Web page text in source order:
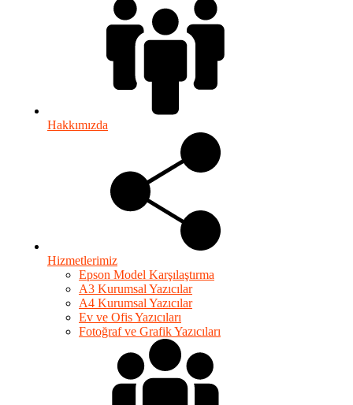
Hakkımızda
Hizmetlerimiz
Epson Model Karşılaştırma
A3 Kurumsal Yazıcılar
A4 Kurumsal Yazıcılar
Ev ve Ofis Yazıcıları
Fotoğraf ve Grafik Yazıcıları